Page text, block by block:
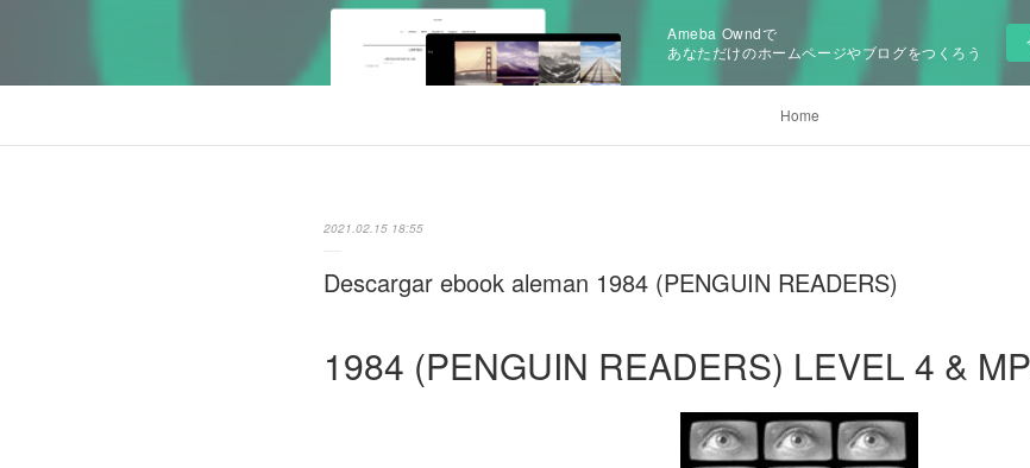
Ameba Owndで
あなただけのホームページやブログをつくろう
Home
2021.02.15 18:55
Descargar ebook aleman 1984 (PENGUIN READERS)
1984 (PENGUIN READERS) LEVEL 4 &